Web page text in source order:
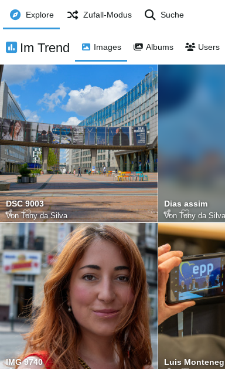
Explore Zufall-Modus Suche
Im Trend Images Albums Users
DSC 9003
VonTony da Silva
Dias assim
Von Tony da Silva
IMG 9740 Luis